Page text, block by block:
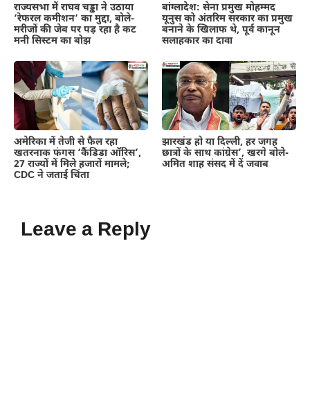
राज्यसभा में राघव चड्ढा ने उठाया
‘रेफरल कमीशन’ का मुद्दा, बोले-
मरीजों की जेब पर पड़ रहा है कट
मनी सिस्टम का बोझ
बांग्लादेश: सेना प्रमुख मोहम्मद
यूनुस को अंतरिम सरकार का प्रमुख
बनाने के खिलाफ थे, पूर्व कानून
सलाहकार का दावा
अमेरिका में तेजी से फैल रहा
खतरनाक फंगस ‘कैंडिडा ऑरिस’,
27 राज्यों में मिले हजारों मामले;
CDC ने जताई चिंता
झारखंड हो या दिल्ली, हर जगह
छात्रों के साथ कांग्रेस’, खरगे बोले-
अमित शाह संसद में दें जवाब
Leave a Reply